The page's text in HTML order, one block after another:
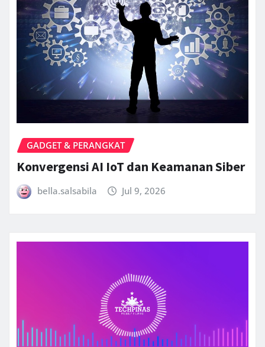
GADGET & PERANGKAT
Konvergensi AI IoT dan Keamanan Siber
bella.salsabila Jul 9, 2026